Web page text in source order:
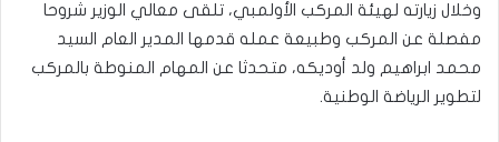
وخلال زيارته لهيئة المركب الأولمبي، تلقى معالي الوزير شروحا
مفصلة عن المركب وطبيعة عمله قدمها المدير العام السيد
محمد ابراهيم ولد أوديكه، متحدثا عن المهام المنوطة بالمركب
لتطوير الرياضة الوطنية.